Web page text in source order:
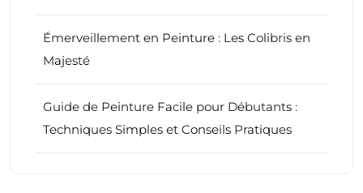
Émerveillement en Peinture : Les Colibris en
Majesté
Guide de Peinture Facile pour Débutants :
Techniques Simples et Conseils Pratiques